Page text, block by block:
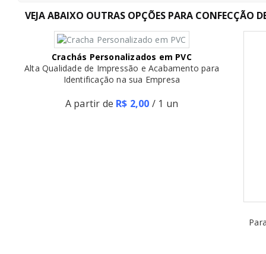
VEJA ABAIXO OUTRAS OPÇÕES PARA CONFECÇÃO